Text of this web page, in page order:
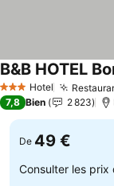
3 ÉtoilesHotel
B&B HOTEL
7,8 Bien 2 823
De 49 €
Consulter les prix